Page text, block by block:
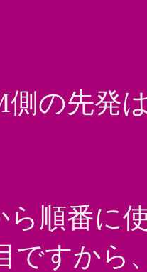
側の先発
ら順番に
ですから